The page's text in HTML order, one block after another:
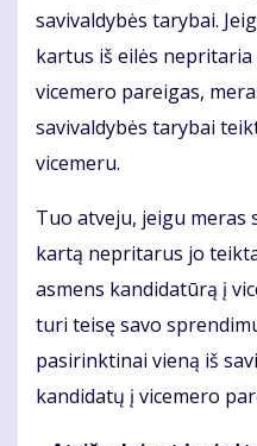
savivaldybės tarybai.
kartus iš eilės
vicemero pareigas,
savivaldybės tarybai
vicemeru.
Tuo atveju, jeigu meras
kartą nepritarus jo
asmens kandidatūrą į
turi teisę savo
pasirinktinai vieną iš
kandidatų į vicemero